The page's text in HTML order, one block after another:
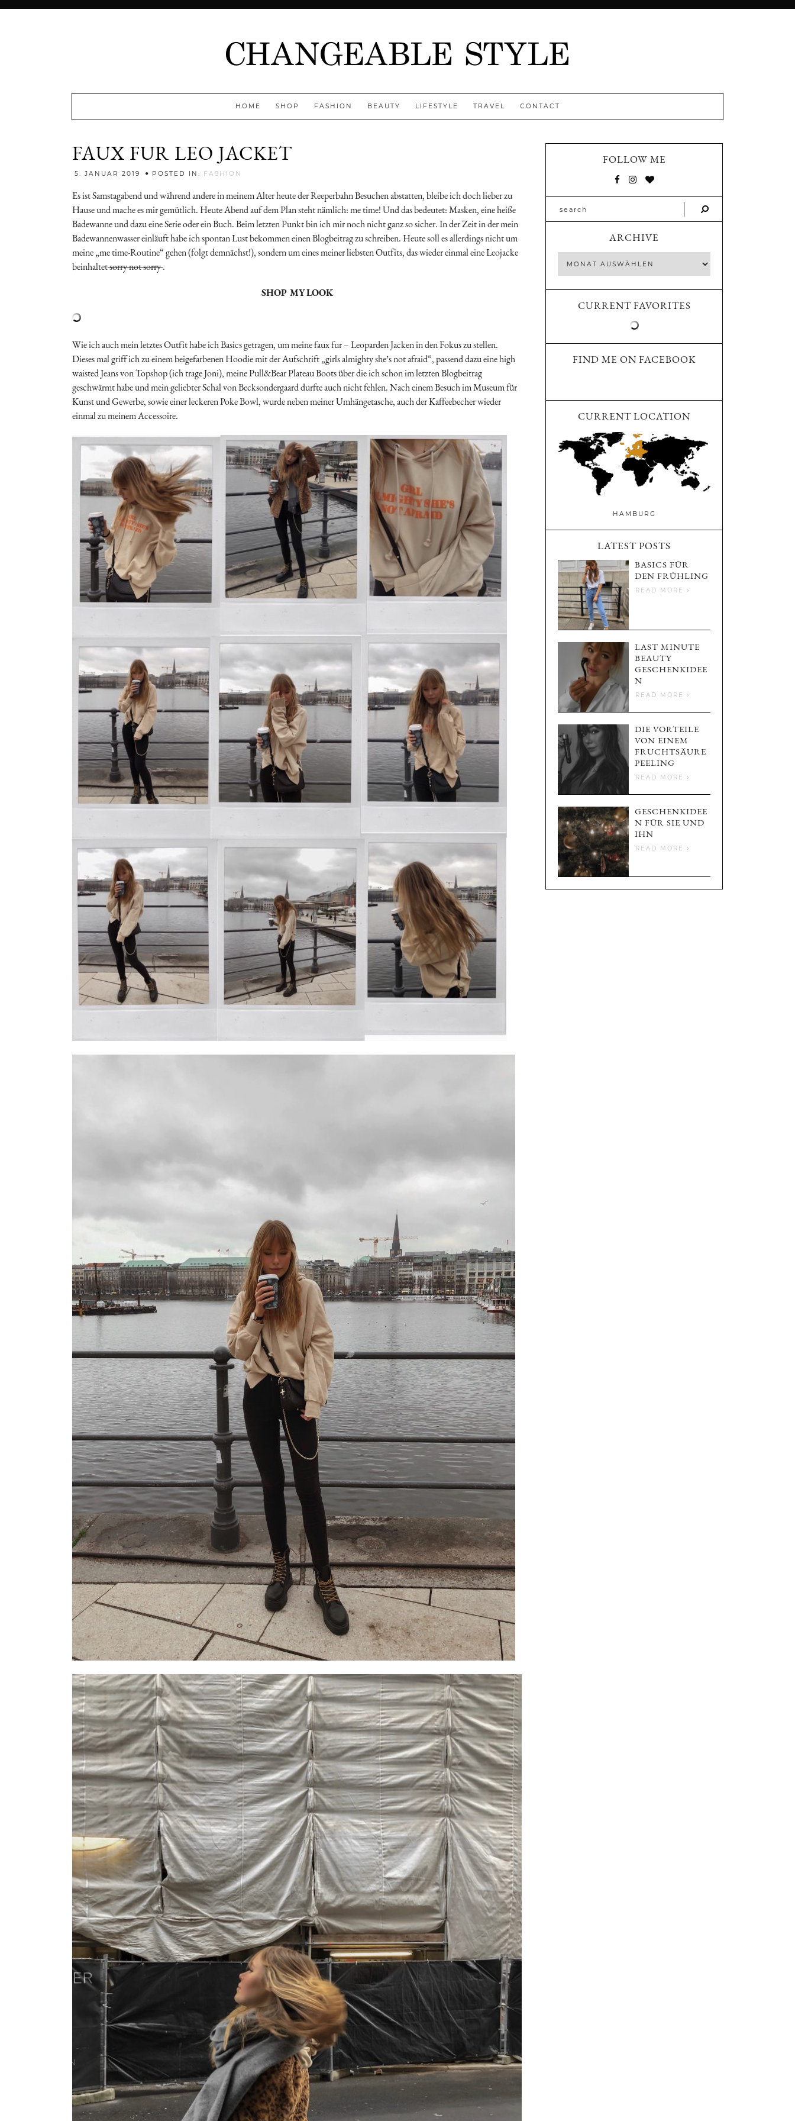
HOME SHOP FASHION BEAUTY LIFESTYLE TRAVEL CONTACT
FAUX FUR LEO JACKET
5. JANUAR 2019 POSTED IN: FASHION
Es ist Samstagabend und während andere in meinem Alter heute der Reeperbahn Besuchen abstatten, bleibe ich doch lieber zu
Hause und mache es mir gemütlich. Heute Abend auf dem Plan steht nämlich: me time! Und das bedeutet: Masken, eine heiße
Badewanne und dazu eine Serie oder ein Buch. Beim letzten Punkt bin ich mir noch nicht ganz so sicher. In der Zeit in der mein
Badewannenwasser einläuft habe ich spontan Lust bekommen einen Blogbeitrag zu schreiben. Heute soll es allerdings nicht um
meine „me time-Routine“ gehen (folgt demnächst!), sondern um eines meiner liebsten Outfits, das wieder einmal eine Leojacke
beinhaltetsorry not sorry.
SHOP MY LOOK
Wie ich auch mein letztes Outfit habe ich Basics getragen, um meine faux fur – Leoparden Jacken in den Fokus zu stellen.
Dieses mal griff ich zu einem beigefarbenen Hoodie mit der Aufschrift „girls almighty she’s not afraid“, passend dazu eine high
waisted Jeans von Topshop (ich trage Joni), meine Pull&Bear Plateau Boots über die ich schon im letzten Blogbeitrag
geschwärmt habe und mein geliebter Schal von Becksondergaard durfte auch nicht fehlen. Nach einem Besuch im Museum für
Kunst und Gewerbe, sowie einer leckeren Poke Bowl, wurde neben meiner Umhängetasche, auch der Kaffeebecher wieder
einmal zu meinem Accessoire.
FOLLOW ME
ARCHIVE
CURRENT FAVORITES
FIND ME ON FACEBOOK
CURRENT LOCATION
HAMBURG
LATEST POSTS
BASICS FÜR
DEN FRÜHLING
READ MORE
LAST MINUTE
BEAUTY
GESCHENKIDEE
N
READ MORE
DIE VORTEILE
VON EINEM
FRUCHTSÄURE
PEELING
READ MORE
GESCHENKIDEE
N FÜR SIE UND
IHN
READ MORE